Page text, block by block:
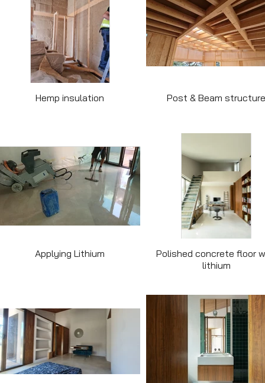
Hemp insulation Post & Beam structure
Applying Lithium
Polished concrete floor
lithium